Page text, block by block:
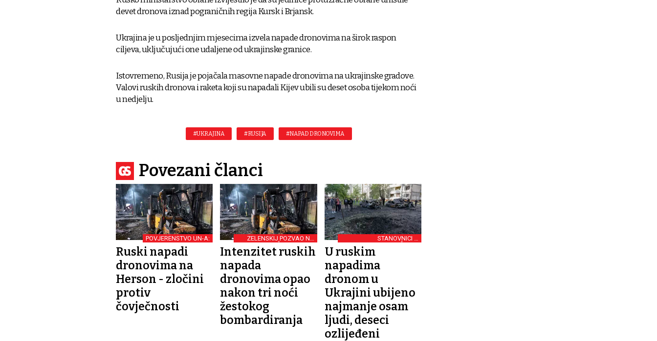
devet dronova iznad pograničnih regija Kursk i Brjansk.
Ukrajina je u posljednjim mjesecima izvela napade dronovima na širok raspon
ciljeva, uključujući one udaljene od ukrajinske granice.
Istovremeno, Rusija je pojačala masovne napade dronovima na ukrajinske gradove.
Valovi ruskih dronova i raketa koji su napadali Kijev ubili su deset osoba tijekom noći
u nedjelju.
#UKRAJINA #RUSIJA #NAPAD DRONOVIMA
Povezani članci
POVJERENSTVO UN-A:
Ruski napadi
dronovima na
Herson - zločini
protiv
čovječnosti
ZELENSKIJ POZVAO NA
JAČE SANKCIJE
Intenzitet ruskih
napada
dronovima opao
nakon tri noći
žestokog
bombardiranja
STANOVNICI U
SKLONIŠTIMA
U ruskim
napadima
dronom u
Ukrajini ubijeno
najmanje osam
ljudi, deseci
ozlijeđeni